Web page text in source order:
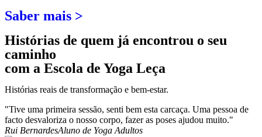
Saber mais >
Histórias de quem já encontrou o seu
caminho
com a Escola de Yoga Leça
Histórias reais de transformação e bem-estar.
"Tive uma primeira sessão, senti bem esta carcaça. Uma pessoa de
facto desvaloriza o nosso corpo, fazer as poses ajudou muito."
Rui BernardesAluno de Yoga Adultos